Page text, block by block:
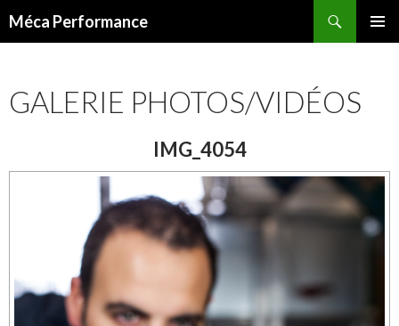
Méca Performance
GALERIE PHOTOS/VIDÉOS
IMG_4054